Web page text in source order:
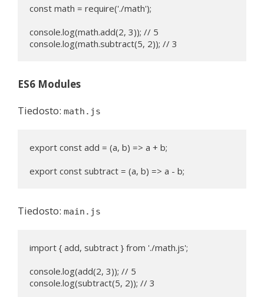
const math = require('./math');
console.log(math.add(2, 3)); // 5
console.log(math.subtract(5, 2)); // 3
ES6 Modules
Tiedosto: math.js
export const add = (a, b) => a + b;
export const subtract = (a, b) => a - b;
Tiedosto: main.js
import { add, subtract } from './math.js';
console.log(add(2, 3)); // 5
console.log(subtract(5, 2)); // 3